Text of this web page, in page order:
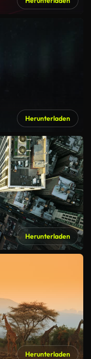
Herunterladen
Herunterladen
Herunterladen